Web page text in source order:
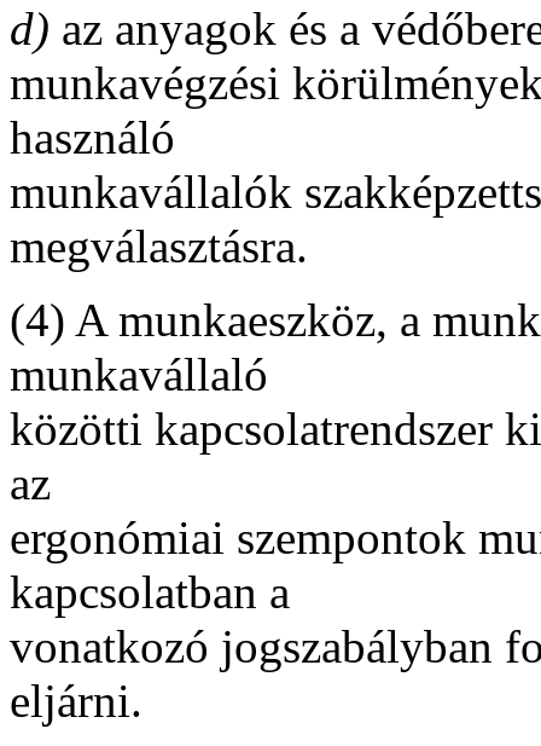
d) az anyagok és a
munkavégzési
használó
munkavállalók
megválasztásra.
(4) A munkaeszköz, a
munkavállaló
közötti kapcsolatrendszer
az
ergonómiai szempontok
kapcsolatban a
vonatkozó jogszabályban
eljárni.